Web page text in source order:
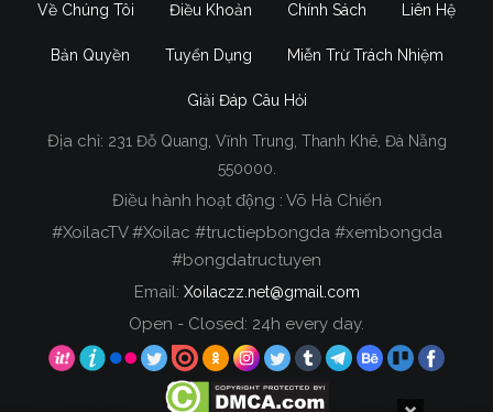
Xoilac TV Trực Tiếp Bóng Đá
Trong tất cả các website phát sóng bóng đá trực
tiếp hiện nay tại Việt Nam. Website được nhiều
người đánh giá và lựa chọn nhất phải kể đến
Xoilacz.TV bởi chúng tôi đã có tên tuổi trên thị
trường phát sóng trực tiếp bóng đá từ rất lâu cho
đến nay.
Về Chúng Tôi Điều Khoản Chính Sách Liên Hệ
Bản Quyền Tuyển Dụng Miễn Trừ Trách Nhiệm
Giải Đáp Câu Hỏi
Địa chỉ: 231 Đỗ Quang, Vĩnh Trung, Thanh Khê, Đà Nẵng
550000.
Điều hành hoạt động : Võ Hà Chiến
#XoilacTV #Xoilac #tructiepbongda #xembongda
#bongdatructuyen
Email: Xoilaczz.net@gmail.com
Open - Closed: 24h every day.